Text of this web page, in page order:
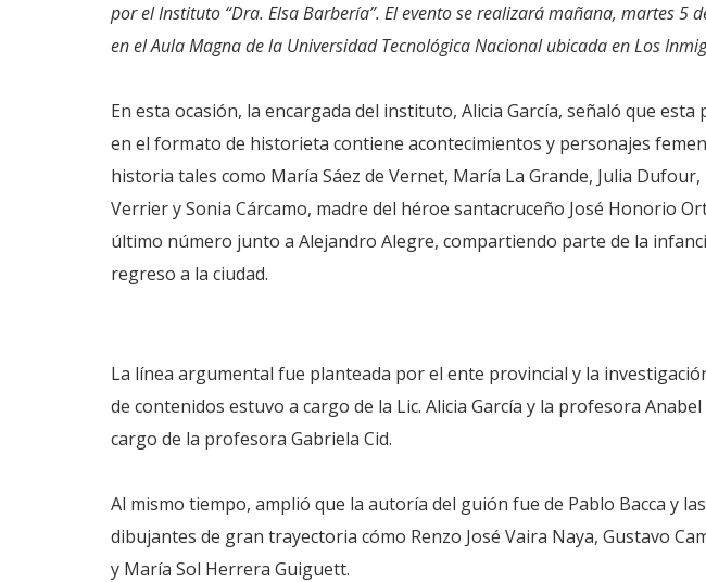
por el Instituto “Dra. Elsa Barbería”. El evento se realizará mañana, martes 5
en el Aula Magna de la Universidad Tecnológica Nacional ubicada en Los
En esta ocasión, la encargada del instituto, Alicia García, señaló que
en el formato de historieta contiene acontecimientos y personajes
historia tales como María Sáez de Vernet, María La Grande, Julia
Verrier y Sonia Cárcamo, madre del héroe santacruceño José Honorio
último número junto a Alejandro Alegre, compartiendo parte de la
regreso a la ciudad.
La línea argumental fue planteada por el ente provincial y la
de contenidos estuvo a cargo de la Lic. Alicia García y la profesora
cargo de la profesora Gabriela Cid.
Al mismo tiempo, amplió que la autoría del guión fue de Pablo Bacca y
dibujantes de gran trayectoria cómo Renzo José Vaira Naya, Gustavo
y María Sol Herrera Guiguett.